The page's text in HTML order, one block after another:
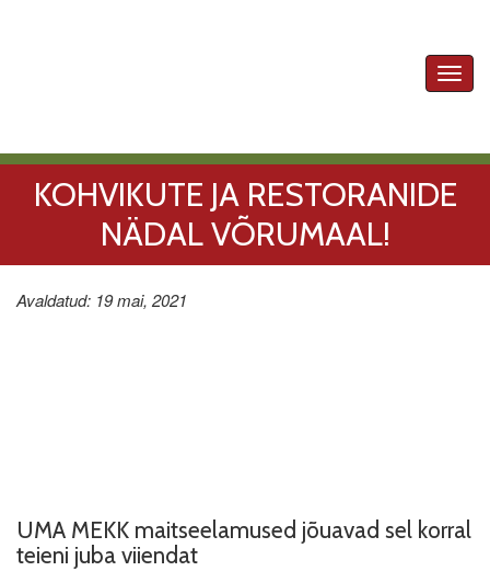
KOHVIKUTE JA RESTORANIDE
NÄDAL VÕRUMAAL!
Avaldatud: 19 mai, 2021
UMA MEKK maitseelamused jõuavad sel korral
teieni juba viiendat